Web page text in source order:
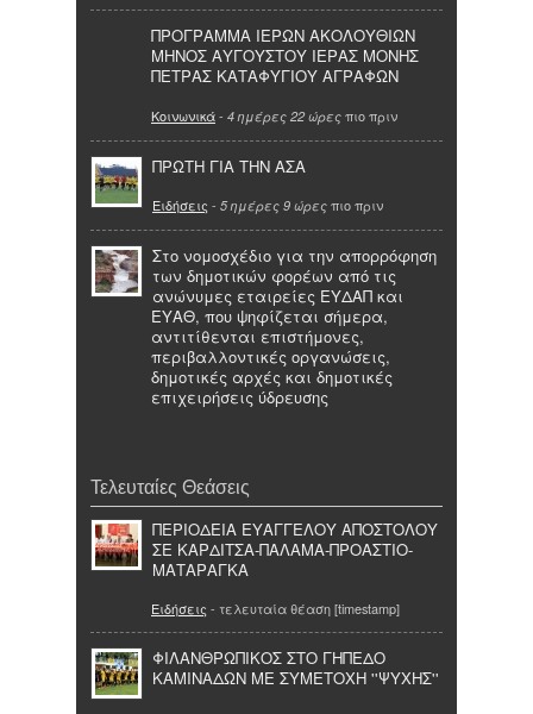
ΠΡΟΓΡΑΜΜΑ ΙΕΡΩΝ ΑΚΟΛΟΥΘΙΩΝ
ΜΗΝΟΣ ΑΥΓΟΥΣΤΟΥ ΙΕΡΑΣ ΜΟΝΗΣ
ΠΕΤΡΑΣ ΚΑΤΑΦΥΓΙΟΥ ΑΓΡΑΦΩΝ
Κοινωνικά- 4 ημέρες 22 ώρες πιο πριν
ΠΡΩΤΗ ΓΙΑ ΤΗΝ ΑΣΑ
Ειδήσεις - 5 ημέρες 9 ώρες πιο πριν
Στο νομοσχέδιο για την απορρόφηση
των δημοτικών φορέων από τις
ανώνυμες εταιρείες ΕΥΔΑΠ και
ΕΥΑΘ, που ψηφίζεται σήμερα,
αντιτίθενται επιστήμονες,
περιβαλλοντικές οργανώσεις,
δημοτικές αρχές και δημοτικές
επιχειρήσεις ύδρευσης
Τελευταίες Θεάσεις
ΠΕΡΙΟΔΕΙΑ ΕΥΑΓΓΕΛΟΥ ΑΠΟΣΤΟΛΟΥ
ΣΕ ΚΑΡΔΙΤΣΑ-ΠΑΛΑΜΑ-ΠΡΟΑΣΤΙΟ-
ΜΑΤΑΡΑΓΚΑ
Ειδήσεις - τελευταία θέαση [timestamp]
ΦΙΛΑΝΘΡΩΠΙΚΟΣ ΣΤΟ ΓΗΠΕΔΟ
ΚΑΜΙΝΑΔΩΝ ΜΕ ΣΥΜΕΤΟΧΗ ''ΨΥΧΗΣ''